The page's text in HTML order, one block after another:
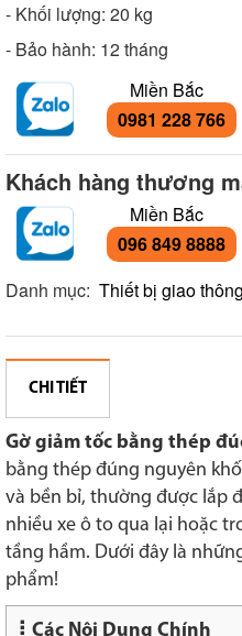
- Khối lượng: 20 kg
- Bảo hành: 12 tháng
Miền Bắc
0981 228 766
Khách hàng thương
Miền Bắc
096 849 8888
Danh mục: Thiết bị giao thông
CHI TIẾT
Gờ giảm tốc bằng thép
bằng thép đúng nguyên
và bền bỉ, thường được lắp
nhiều xe ô to qua lại hoặc
tầng hầm. Dưới đây là
phẩm!
Các Nội Dung Chính